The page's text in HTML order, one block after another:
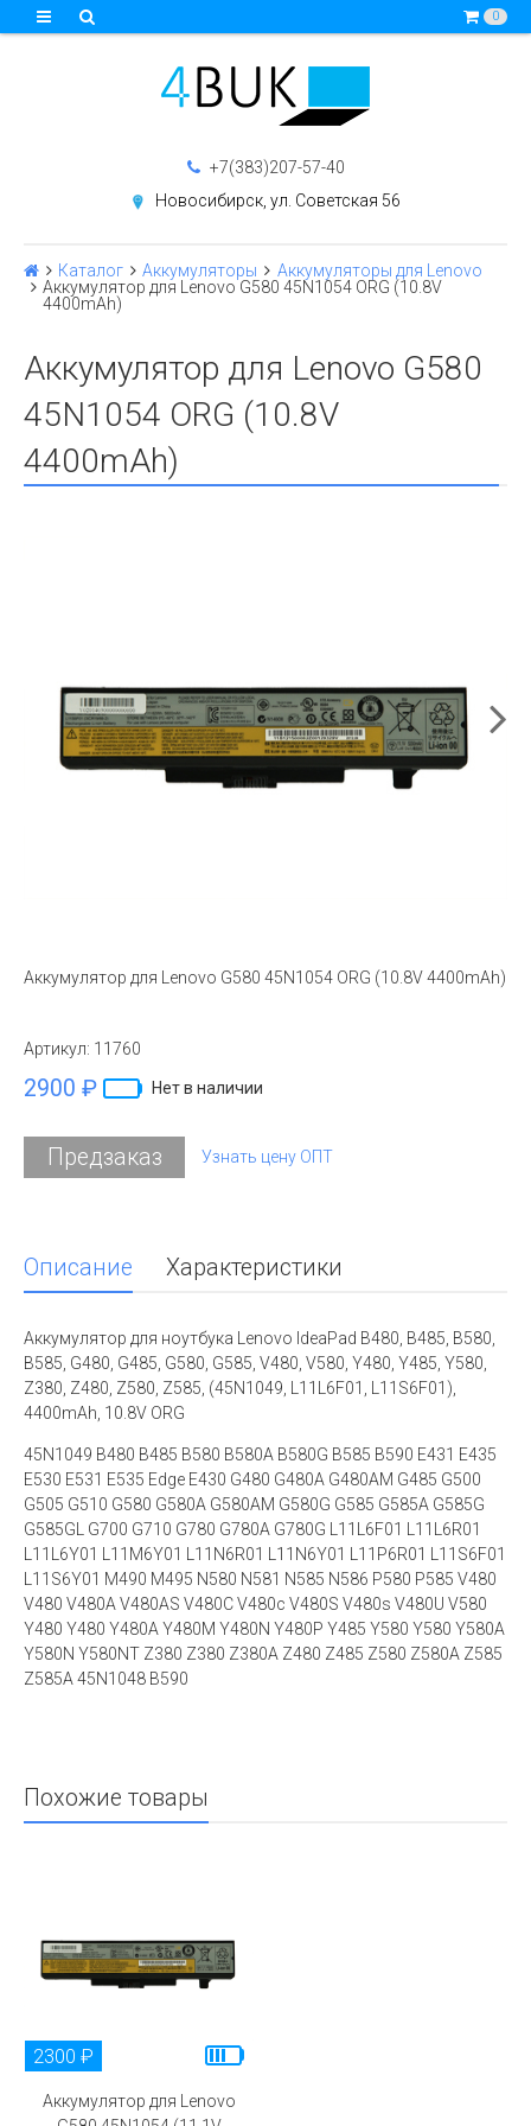
0
+7(383)207-57-40
Новосибирск, ул. Советская 56
Каталог Аккумуляторы
Аккумуляторы для Lenovo
Аккумулятор для Lenovo G580 45N1054 ORG (10.8V
4400mAh)
Аккумулятор для Lenovo G580
45N1054 ORG (10.8V
4400mAh)
Аккумулятор для Lenovo G580 45N1054 ORG (10.8V 4400mAh)
Артикул: 11760
2900 ₽ Нет в наличии
Предзаказ Узнать цену ОПТ
Описание Характеристики
Аккумулятор для ноутбука Lenovo IdeaPad B480, B485, B580,
B585, G480, G485, G580, G585, V480, V580, Y480, Y485, Y580,
Z380, Z480, Z580, Z585, (45N1049, L11L6F01, L11S6F01),
4400mAh, 10.8V ORG
45N1049 B480 B485 B580 B580A B580G B585 B590 E431 E435
E530 E531 E535 Edge E430 G480 G480A G480AM G485 G500
G505 G510 G580 G580A G580AM G580G G585 G585A G585G
G585GL G700 G710 G780 G780A G780G L11L6F01 L11L6R01
L11L6Y01 L11M6Y01 L11N6R01 L11N6Y01 L11P6R01 L11S6F01
L11S6Y01 M490 M495 N580 N581 N585 N586 P580 P585 V480
V480 V480A V480AS V480C V480c V480S V480s V480U V580
Y480 Y480 Y480A Y480M Y480N Y480P Y485 Y580 Y580 Y580A
Y580N Y580NT Z380 Z380 Z380A Z480 Z485 Z580 Z580A Z585
Z585A 45N1048 B590
Похожие товары
2300 ₽
Аккумулятор для Lenovo